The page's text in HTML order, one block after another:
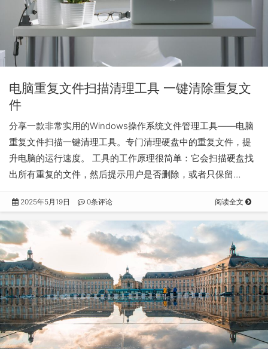
电脑重复文件扫描清理工具 一键清除重复文
件
分享一款非常实用的Windows操作系统文件管理工具——电脑
重复文件扫描一键清理工具。专门清理硬盘中的重复文件，提
升电脑的运行速度。 工具的工作原理很简单：它会扫描硬盘找
出所有重复的文件，然后提示用户是否删除，或者只保留…
2025年5月19日 0条评论 阅读全文